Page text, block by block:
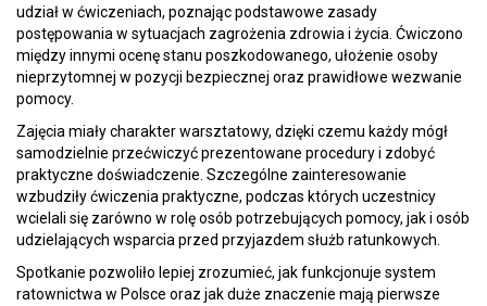
udział w ćwiczeniach, poznając podstawowe zasady
postępowania w sytuacjach zagrożenia zdrowia i życia. Ćwiczono
między innymi ocenę stanu poszkodowanego, ułożenie osoby
nieprzytomnej w pozycji bezpiecznej oraz prawidłowe wezwanie
pomocy.
Zajęcia miały charakter warsztatowy, dzięki czemu każdy mógł
samodzielnie przećwiczyć prezentowane procedury i zdobyć
praktyczne doświadczenie. Szczególne zainteresowanie
wzbudziły ćwiczenia praktyczne, podczas których uczestnicy
wcielali się zarówno w rolę osób potrzebujących pomocy, jak i osób
udzielających wsparcia przed przyjazdem służb ratunkowych.
Spotkanie pozwoliło lepiej zrozumieć, jak funkcjonuje system
ratownictwa w Polsce oraz jak duże znaczenie mają pierwsze